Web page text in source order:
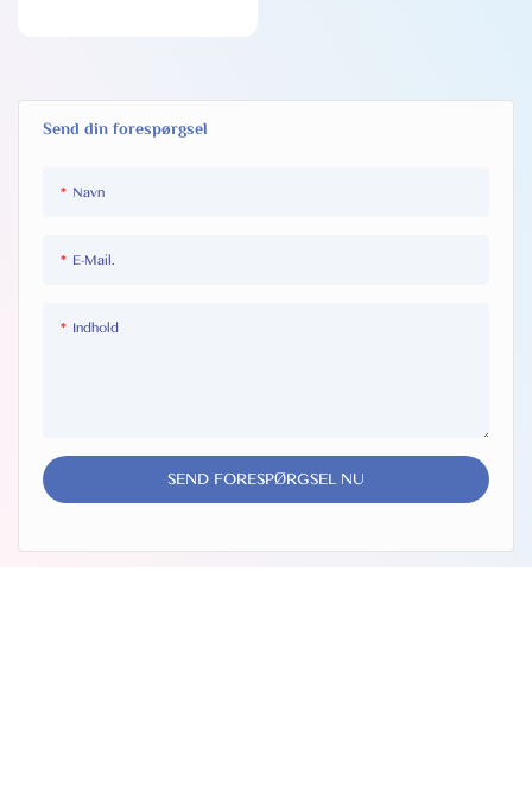
Send din forespørgsel
Navn
E-Mail.
Indhold
SEND FORESPØRGSEL NU